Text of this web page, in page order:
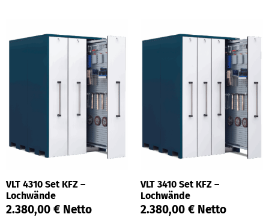
VLT 4310 Set KFZ –
Lochwände
2.380,00 € Netto
VLT 3410 Set KFZ –
Lochwände
2.380,00 € Netto